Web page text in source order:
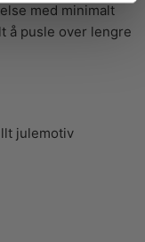
med minimalt
å pusle over lengre
julemotiv